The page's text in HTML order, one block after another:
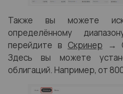
Также вы можете
определённому
перейдите в Скринер →
Здесь вы можете
облигаций. Например, от